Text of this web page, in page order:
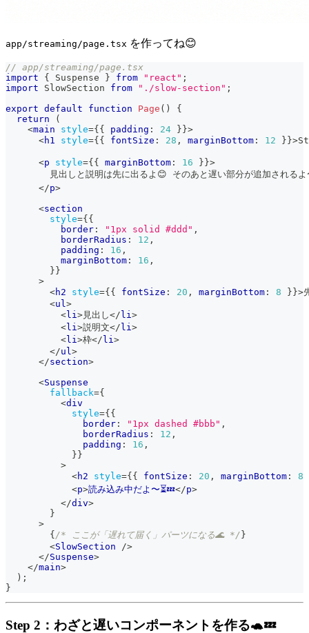
app/streaming/page.tsx を作ってね😊
// app/streaming/page.tsx
import
{ Suspense } from "react" ;
import
SlowSection from "./slow-section" ;
export default function Page ( )
{
return
(
<main style={ { padding : 24 } }>
<h1 style={ { fontSize : 28 , marginBottom : 12 } }>
<p style={ { marginBottom : 16 } }>
見出しと説明は先に出るよ😊 そのあと遅い部分が追加されるよ
</p>
<section
style={ {
          border
: "1px solid #ddd" ,
          borderRadius
: 12 ,
          padding
: 16 ,
          marginBottom
: 16 ,
} }
>
<h2 style={ { fontSize : 20 , marginBottom : 8 } }>
<ul >
<li >見出し</ li >
<li >説明文</ li >
<li >枠</ li >
</ul >
</section>
<Suspense
fallback={
<div
style={ {
              border
: "1px dashed #bbb" ,
              borderRadius
: 12 ,
              padding
: 16 ,
} }
>
<h2 style={ { fontSize : 20 , marginBottom :
8
<p>読み込み中だよ〜⏳💤</p>
</div>
}
>
{ /* ここが「遅れて届く」パーツになる🌊 */ }
<SlowSection
/>
</Suspense>
</main>
) ;
}
Step 2：わざと遅いコンポーネントを作る🐢💤